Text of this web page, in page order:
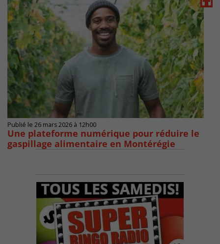
Publié le 26 mars 2026 à 12h00
Une plateforme numérique pour réduire le
gaspillage alimentaire en Montérégie